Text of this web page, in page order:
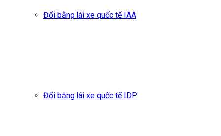
Đổi bằng lái xe quốc tế IAA
Đổi bằng lái xe quốc tế IDP